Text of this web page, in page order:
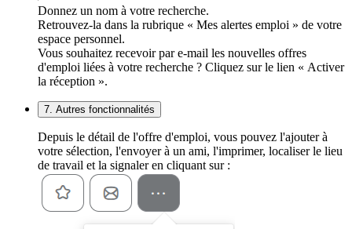
Donnez un nom à votre recherche.
Retrouvez-la dans la rubrique « Mes alertes emploi » de votre
espace personnel.
Vous souhaitez recevoir par e-mail les nouvelles offres
d'emploi liées à votre recherche ? Cliquez sur le lien « Activer
la réception ».
7. Autres fonctionnalités
Depuis le détail de l'offre d'emploi, vous pouvez l'ajouter à
votre sélection, l'envoyer à un ami, l'imprimer, localiser le lieu
de travail et la signaler en cliquant sur :